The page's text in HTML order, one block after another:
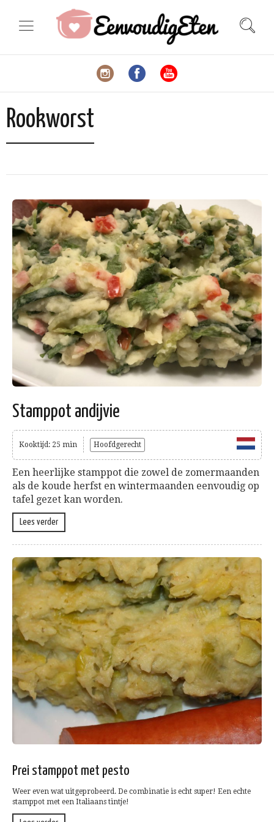
Rookworst
Stamppot andijvie
Kooktijd: 25 min Hoofdgerecht
Een heerlijke stamppot die zowel de zomermaanden
als de koude herfst en wintermaanden eenvoudig op
tafel gezet kan worden.
Lees verder
Prei stamppot met pesto
Weer even wat uitgeprobeerd. De combinatie is echt super! Een echte
stamppot met een Italiaans tintje!